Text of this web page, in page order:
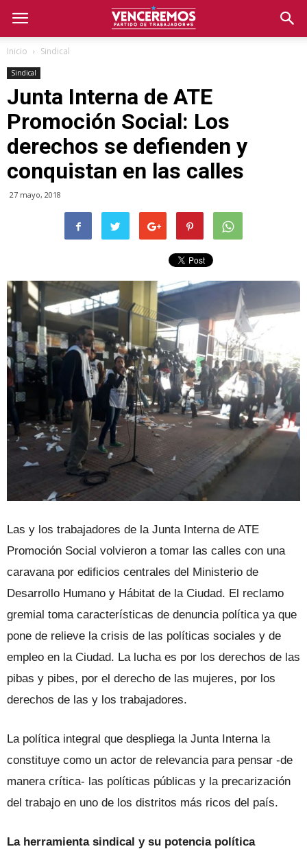
Inicio Sindical
Sindical
Junta Interna de ATE
Promoción Social: Los
derechos se defienden y
conquistan en las calles
27 mayo, 2018
Las y los trabajadores de la Junta Interna de ATE
Promoción Social volvieron a tomar las calles con una
caravana por edificios centrales del Ministerio de
Desarrollo Humano y Hábitat de la Ciudad. El reclamo
gremial toma características de denuncia política ya que
pone de relieve la crisis de las políticas sociales y de
empleo en la Ciudad. La lucha es por los derechos de las
pibas y pibes, por el derecho de las mujeres, por los
derechos de las y los trabajadores.
La política integral que despliega la Junta Interna la
constituye como un actor de relevancia para pensar -de
manera crítica- las políticas públicas y la precarización
del trabajo en uno de los distritos más ricos del país.
La herramienta sindical y su potencia política